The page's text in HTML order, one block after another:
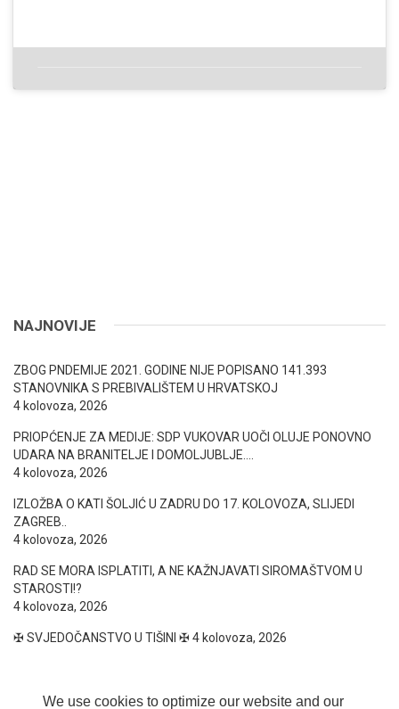
We use cookies to optimize our website and our
NAJNOVIJE
ZBOG PNDEMIJE 2021. GODINE NIJE POPISANO 141.393
STANOVNIKA S PREBIVALIŠTEM U HRVATSKOJ
4 kolovoza, 2026
PRIOPĆENJE ZA MEDIJE: SDP VUKOVAR UOČI OLUJE PONOVNO
UDARA NA BRANITELJE I DOMOLJUBLJE….
4 kolovoza, 2026
IZLOŽBA O KATI ŠOLJIĆ U ZADRU DO 17. KOLOVOZA, SLIJEDI
ZAGREB..
4 kolovoza, 2026
RAD SE MORA ISPLATITI, A NE KAŽNJAVATI SIROMAŠTVOM U
STAROSTI!?
4 kolovoza, 2026
✠ SVJEDOČANSTVO U TIŠINI ✠ 4 kolovoza, 2026